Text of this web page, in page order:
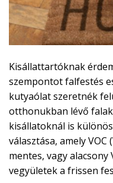
Kisállattartóknak
szempontot falfestés
kutyaólat szeretnék
otthonukban lévő
kisállatoknál is
választása, amely
mentes, vagy alacsony
vegyületek a frissen